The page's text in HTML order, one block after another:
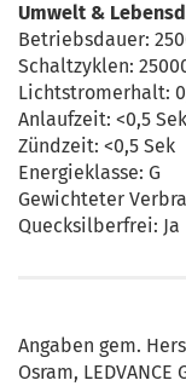
Umwelt &
Betriebsdauer:
Schaltzyklen:
Lichtstromerhalt:
Anlaufzeit: <0,5 Sek
Zündzeit: <0,5 Sek
Energieklasse: G
Gewichteter
Quecksilberfrei: Ja
Angaben gem.
Osram,